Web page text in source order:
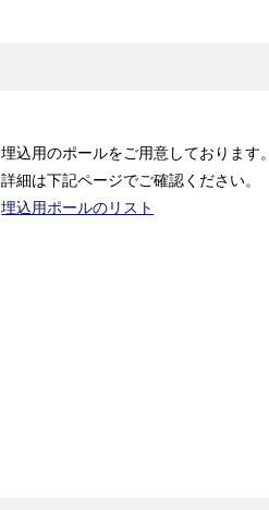
埋込用のポールをご用意しております。
詳細は下記ページでご確認ください。
埋込用ポールのリスト